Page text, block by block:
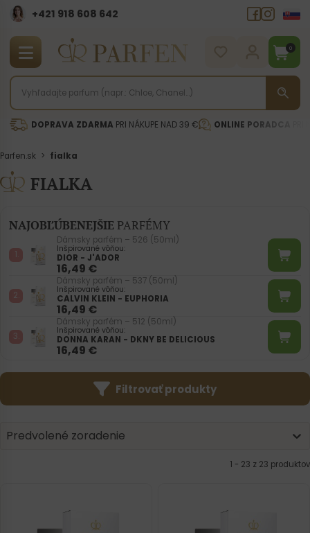
+421 918 608 642‬
0
DOPRAVA ZDARMA PRI NÁKUPE NAD 39 € ONLINE PORADCA
Parfen.sk > fialka
FIALKA
NAJOBĽÚBENEJŠIEPARFÉMY
Dámsky parfém – 526 (50ml)
Inšpirované vôňou:
DIOR - J'ADOR
16,49 €
Dámsky parfém – 537 (50ml)
Inšpirované vôňou:
CALVIN KLEIN - EUPHORIA
16,49 €
Dámsky parfém – 512 (50ml)
Inšpirované vôňou:
DONNA KARAN - DKNY BE DELICIOUS
16,49 €
Filtrovať produkty
Product | Sorting
Sort content
Predvolené zoradenie
Sort content
1 - 23 z 23 produktov